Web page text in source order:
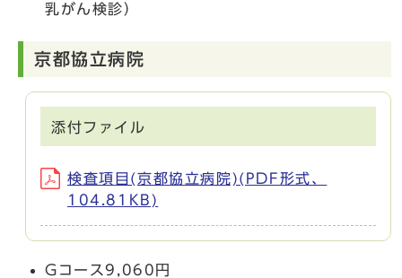
乳がん検診）
京都協立病院
添付ファイル
検査項目(京都協立病院)(PDF形式、
104.81KB)
Gコース9,060円